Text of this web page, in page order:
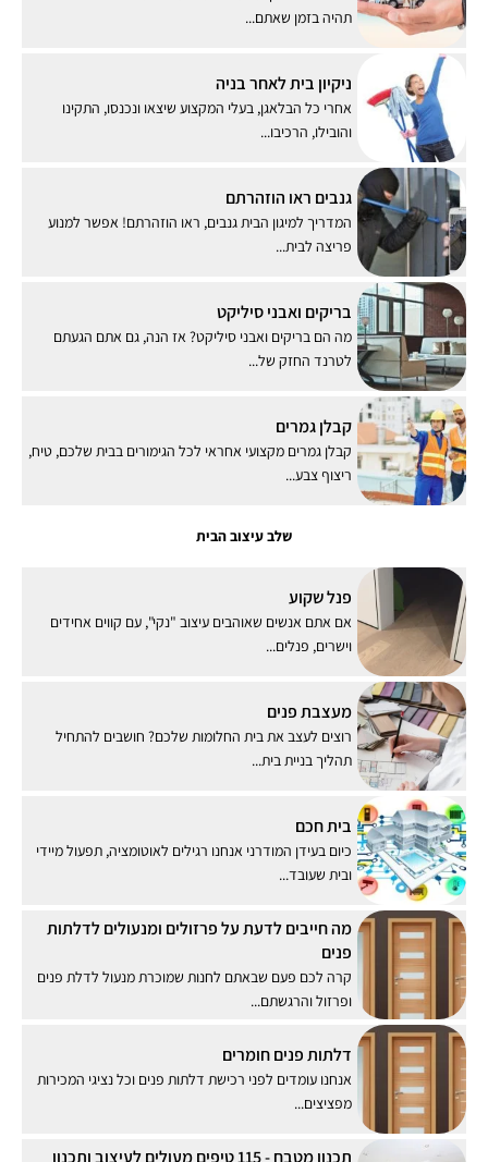
תהיה בזמן שאתם...
ניקיון בית לאחר בניה
אחרי כל הבלאגן, בעלי המקצוע שיצאו ונכנסו, התקינו
והובילו, הרכיבו...
גנבים ראו הוזהרתם
המדריך למיגון הבית גנבים, ראו הוזהרתם! אפשר למנוע
פריצה לבית...
בריקים ואבני סיליקט
מה הם בריקים ואבני סיליקט? אז הנה, גם אתם הגעתם
לטרנד החזק של...
קבלן גמרים
קבלן גמרים מקצועי אחראי לכל הגימורים בבית שלכם, טיח,
ריצוף צבע...
שלב עיצוב הבית
פנל שקוע
אם אתם אנשים שאוהבים עיצוב "נקי", עם קווים אחידים
וישרים, פנלים...
מעצבת פנים
רוצים לעצב את בית החלומות שלכם? חושבים להתחיל
תהליך בניית בית...
בית חכם
כיום בעידן המודרני אנחנו רגילים לאוטומציה, תפעול מיידי
ובית שעובד...
מה חייבים לדעת על פרזולים ומנעולים לדלתות
פנים
קרה לכם פעם שבאתם לחנות שמוכרת מנעול לדלת פנים
ופרזול והרגשתם...
דלתות פנים חומרים
אנחנו עומדים לפני רכישת דלתות פנים וכל נציגי המכירות
מפציצים...
תכנון מטבח - 115 טיפים מעולים לעיצוב ותכנון